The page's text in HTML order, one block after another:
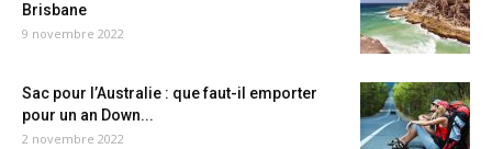
Brisbane
9 novembre 2022
Sac pour l’Australie : que faut-il emporter
pour un an Down...
2 novembre 2022